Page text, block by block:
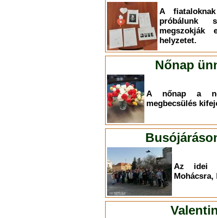
A
próbálunk
megszokják
helyzetet.
Nőnap
A nőnap a
megbecsülés
Az idei
Mohácsra,